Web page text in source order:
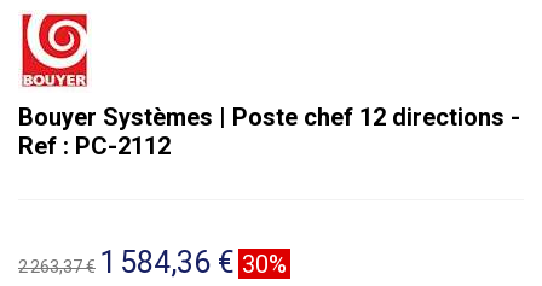
Bouyer Systèmes | Poste chef 12 directions -
Ref : PC-2112
2 263,37 € 1 584,36 € 30%